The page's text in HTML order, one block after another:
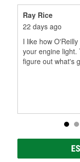
Ray Rice
22 days ago
I like how
your engine light.
figure out what's